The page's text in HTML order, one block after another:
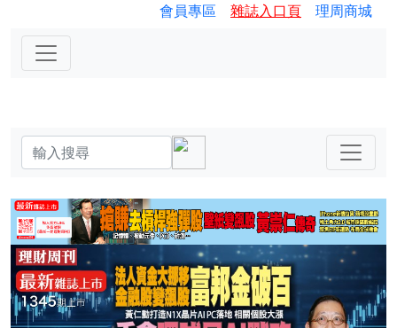
會員專區 雜誌入口頁 理周商城